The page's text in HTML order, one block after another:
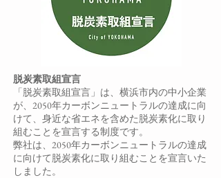
脱炭素取組宣言
「脱炭素取組宣言」は、横浜市内の中小企業
が、2050年カーボンニュートラルの達成に向
けて、身近な省エネを含めた脱炭素化に取り
組むことを宣言する制度です。
弊社は、2050年カーボンニュートラルの達成
に向けて脱炭素化に取り組むことを宣言いた
しました。